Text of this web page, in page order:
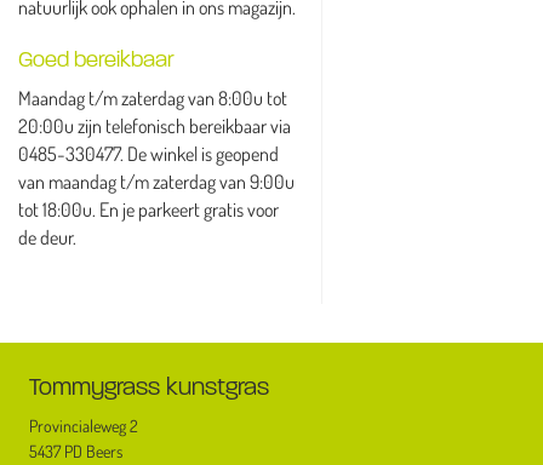
natuurlijk ook ophalen in ons magazijn.
Goed bereikbaar
Maandag t/m zaterdag van 8:00u tot
20:00u zijn telefonisch bereikbaar via
0485-330477. De winkel is geopend
van maandag t/m zaterdag van 9:00u
tot 18:00u. En je parkeert gratis voor
de deur.
Tommygrass kunstgras
Provincialeweg 2
5437 PD Beers